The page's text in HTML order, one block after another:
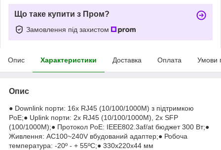
Що таке купити з Пром?
Замовлення під захистом
Опис Характеристики Доставка Оплата Умови
Опис
● Downlink порти: 16x RJ45 (10/100/1000M) з підтримкою
PoE;● Uplink порти: 2x RJ45 (10/100/1000M), 2x SFP
(100/1000M);● Протокол PoE: IEEE802.3af/at бюджет 300 Вт;●
Живлення: AC100~240V вбудований адаптер;● Робоча
температура: -20º - + 55ºC;● 330x220x44 мм